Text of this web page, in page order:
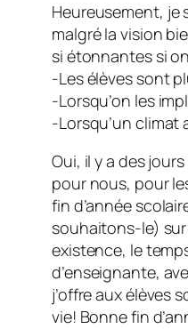
Heureusement, je
malgré la vision
si étonnantes si
-Les élèves sont
-Lorsqu’on les
-Lorsqu’un climat
Oui, il y a des
pour nous, pour
fin d’année
souhaitons-le) sur
existence, le
d’enseignante,
j’offre aux élèves
vie! Bonne fin